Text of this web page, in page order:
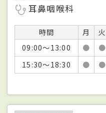
耳鼻咽喉科
時間 月 火
09:00～13:00
● ●
15:30～18:30
● ●